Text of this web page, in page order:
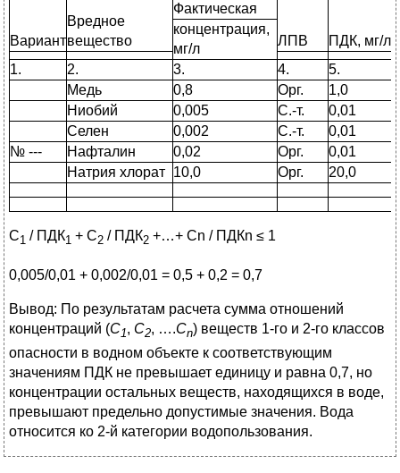
Вариант
Вредное
вещество
Фактическая
ЛПВ ПДК, мг/л
концентрация,
мг/л
1.
2. 3. 4.
5.
Медь
0,8 Орг.
1,0
Ниобий
0,005 С.-т.
0,01
Селен
0,002 С.-т.
0,01
№ ---
Нафталин 0,02 Орг.
0,01
Натрия хлорат 10,0 Орг. 20,0
С1 / ПДК1 + С2 / ПДК2 +…+ Сn / ПДКn ≤ 1
0,005/0,01 + 0,002/0,01 = 0,5 + 0,2 = 0,7
Вывод: По результатам расчета сумма отношений
концентраций (С1, С2, ….Сn) веществ 1-го и 2-го классов
опасности в водном объекте к соответствующим
значениям ПДК не превышает единицу и равна 0,7, но
концентрации остальных веществ, находящихся в воде,
превышают предельно допустимые значения. Вода
относится ко 2-й категории водопользования.